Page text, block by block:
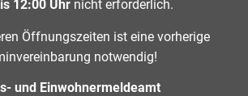
12:00 Uhr nicht erforderlich.
Öffnungszeiten ist eine vorherige
notwendig!
und Einwohnermeldeamt